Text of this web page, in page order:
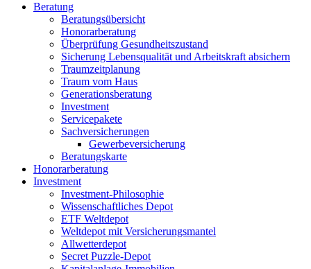
Beratung
Beratungsübersicht
Honorarberatung
Überprüfung Gesundheitszustand
Sicherung Lebensqualität und Arbeitskraft absichern
Traumzeitplanung
Traum vom Haus
Generationsberatung
Investment
Servicepakete
Sachversicherungen
Gewerbeversicherung
Beratungskarte
Honorarberatung
Investment
Investment-Philosophie
Wissenschaftliches Depot
ETF Weltdepot
Weltdepot mit Versicherungsmantel
Allwetterdepot
Secret Puzzle-Depot